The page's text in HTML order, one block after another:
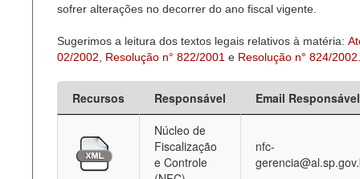
sofrer alterações no decorrer do ano fiscal vigente.
Sugerimos a leitura dos textos legais relativos à matéria:
02/2002
Resolução n° 822/2001 e Resolução n° 824/2002
Recursos Responsável
Email Responsável
Núcleo de
Fiscalização
e Controle
nfc-